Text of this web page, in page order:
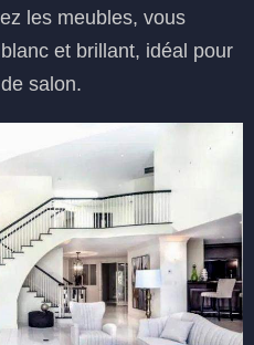
les meubles, vous
et brillant, idéal pour
salon.